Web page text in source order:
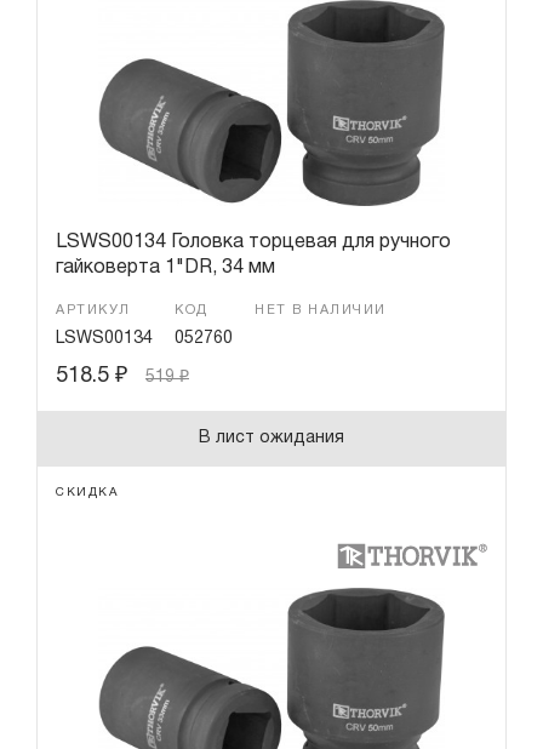
LSWS00134 Головка торцевая для ручного
гайковерта 1"DR, 34 мм
АРТИКУЛ
LSWS00134
КОД
052760
НЕТ В НАЛИЧИИ
518.5 ₽ 519₽
В лист ожидания
СКИДКА